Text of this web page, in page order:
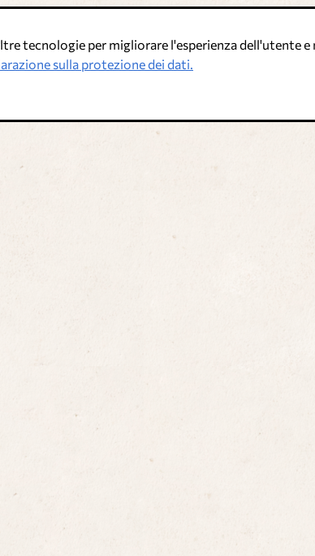
tecnologie per migliorare l'esperienza dell'utente
sulla protezione dei dati.
Qualità svizzera.